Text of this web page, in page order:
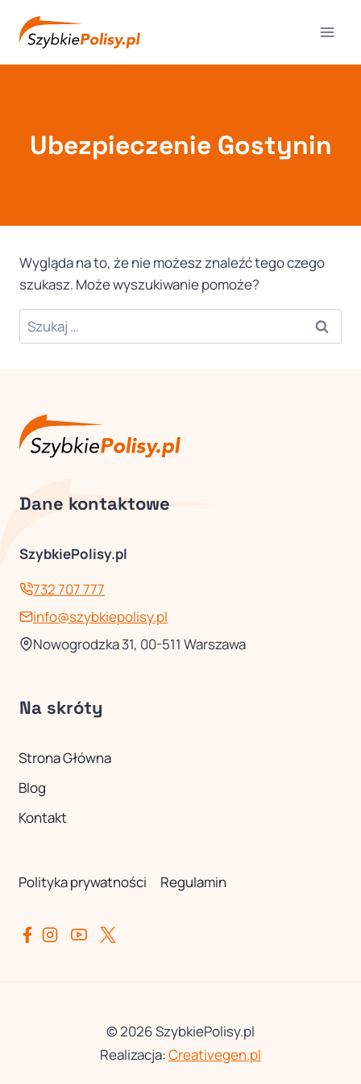
Ubezpieczenie Gostynin
Wygląda na to, że nie możesz znaleźć tego czego
szukasz. Może wyszukiwanie pomoże?
Szukaj:
Dane kontaktowe
SzybkiePolisy.pl
732 707 777
info@szybkiepolisy.pl
Nowogrodzka 31, 00-511 Warszawa
Na skróty
Strona Główna
Blog
Kontakt
Polityka prywatności Regulamin
© 2026 SzybkiePolisy.pl
Realizacja:Creativegen.pl